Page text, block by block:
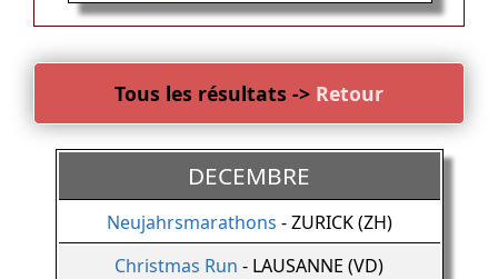
Tous les résultats -> Retour
DECEMBRE
Neujahrsmarathons - ZURICK (ZH)
Christmas Run - LAUSANNE (VD)